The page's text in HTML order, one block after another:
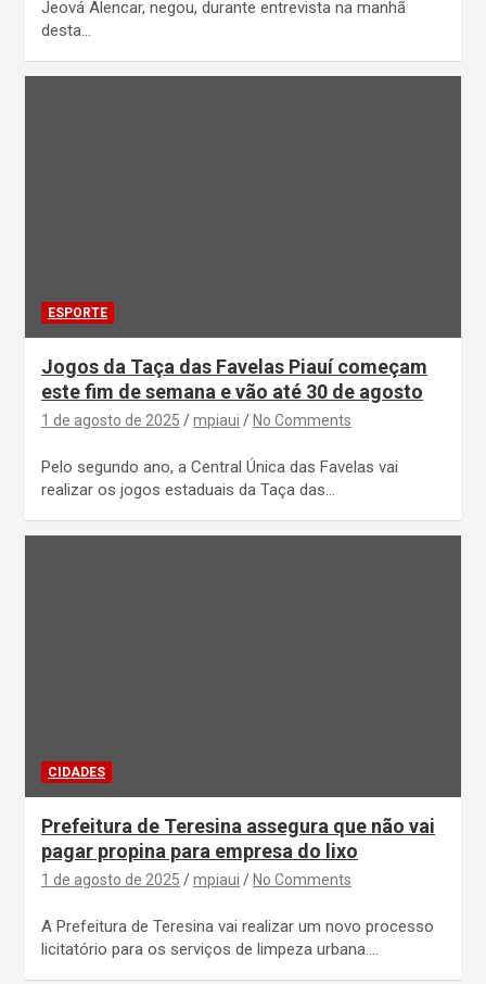
Jeová Alencar, negou, durante entrevista na manhã
desta…
ESPORTE
Jogos da Taça das Favelas Piauí começam
este fim de semana e vão até 30 de agosto
1 de agosto de 2025 mpiaui No Comments
Pelo segundo ano, a Central Única das Favelas vai
realizar os jogos estaduais da Taça das…
CIDADES
Prefeitura de Teresina assegura que não vai
pagar propina para empresa do lixo
1 de agosto de 2025 mpiaui No Comments
A Prefeitura de Teresina vai realizar um novo processo
licitatório para os serviços de limpeza urbana.…